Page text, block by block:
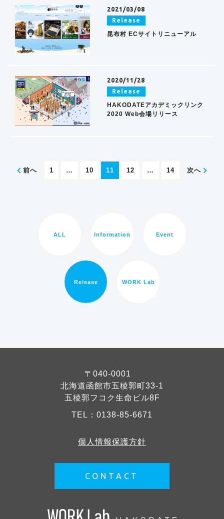
2021/03/08
Release
昆布村 ECサイトリニューアル
2020/11/28
Release
HAKODATEアカデミックリンク
2020 Web会場リリース
前へ 1 … 10 11 12 … 14 次へ
ALL Information Event
Release WORK Lab
〒040-0001
北海道函館市五稜郭町33-1
五稜郭フコク生命ビル8F
TEL： 0138-85-6671
個人情報保護方針
CONTACT